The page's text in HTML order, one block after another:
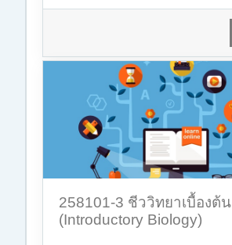
258101-3 ชีววิทยาเบื้องต้น
(Introductory Biology)